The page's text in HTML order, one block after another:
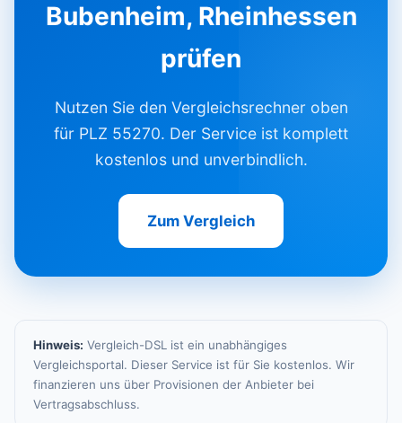
Bubenheim, Rheinhessen
prüfen
Nutzen Sie den Vergleichsrechner oben
für PLZ 55270. Der Service ist komplett
kostenlos und unverbindlich.
Zum Vergleich
Hinweis: Vergleich-DSL ist ein unabhängiges
Vergleichsportal. Dieser Service ist für Sie kostenlos. Wir
finanzieren uns über Provisionen der Anbieter bei
Vertragsabschluss.